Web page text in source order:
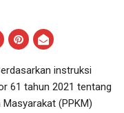
instruksi
61 tahun 2021 tentang
(PPKM)